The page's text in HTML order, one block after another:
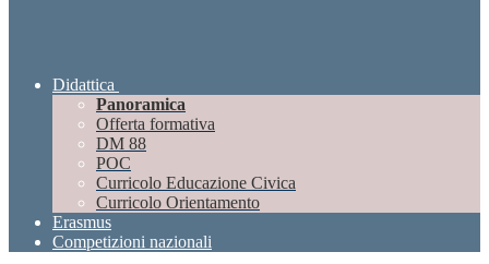
Didattica
Panoramica
Offerta formativa
DM 88
POC
Curricolo Educazione Civica
Curricolo Orientamento
Erasmus
Competizioni nazionali